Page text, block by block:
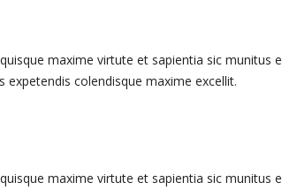
maxime virtute et sapientia sic munitus
colendisque maxime excellit.
maxime virtute et sapientia sic munitus